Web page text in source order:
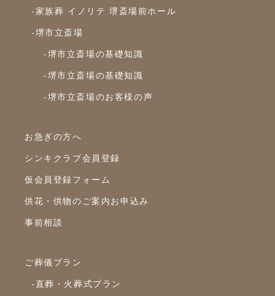
2023年10月
2023年9月
2023年8月
2023年7月
2023年6月
2023年4月
2023年3月
2023年2月
2023年1月
2022年12月
-家族葬 イノリテ 堺斎場前ホール
-堺市立斎場
-堺市立斎場の基礎知識
-堺市立斎場の基礎知識
-堺市立斎場のお客様の声
お急ぎの方へ
シンキクラブ会員登録
仮会員登録フォーム
供花・供物のご案内お申込み
事前相談
ご葬儀プラン
-直葬・火葬式プラン